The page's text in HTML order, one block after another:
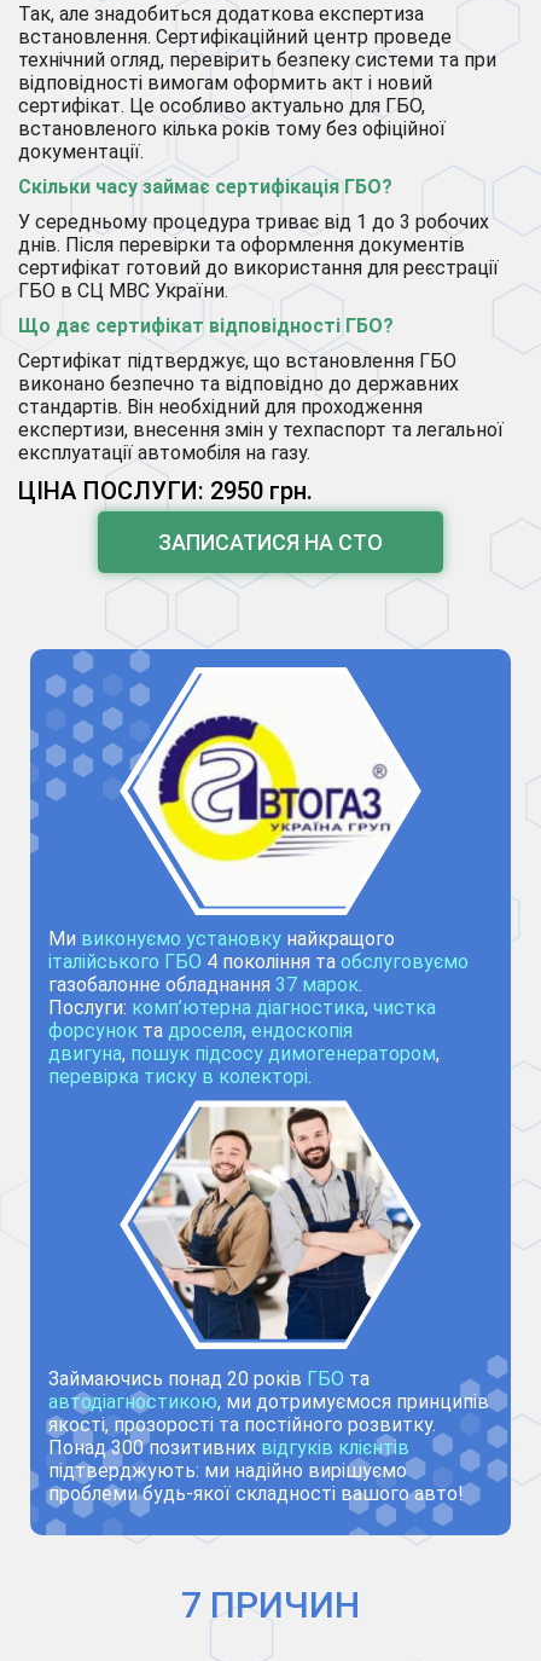
Так, але знадобиться додаткова експертиза
встановлення. Сертифікаційний центр проведе
технічний огляд, перевірить безпеку системи та при
відповідності вимогам оформить акт і новий
сертифікат. Це особливо актуально для ГБО,
встановленого кілька років тому без офіційної
документації.
Скільки часу займає сертифікація ГБО?
У середньому процедура триває від 1 до 3 робочих
днів. Після перевірки та оформлення документів
сертифікат готовий до використання для реєстрації
ГБО в СЦ МВС України.
Що дає сертифікат відповідності ГБО?
Сертифікат підтверджує, що встановлення ГБО
виконано безпечно та відповідно до державних
стандартів. Він необхідний для проходження
експертизи, внесення змін у техпаспорт та легальної
експлуатації автомобіля на газу.
ЦІНА ПОСЛУГИ: 2950 грн.
ЗАПИСАТИСЯ НА СТО
Ми виконуємо установку найкращого
італійського ГБО 4 покоління та обслуговуємо
газобалонне обладнання 37 марок.
Послуги: комп’ютерна діагностика, чистка
форсунок та дроселя, ендоскопія
двигуна, пошук підсосу димогенератором,
перевірка тиску в колекторі.
Займаючись понад 20 років ГБО та
автодіагностикою, ми дотримуємося принципів
якості, прозорості та постійного розвитку.
Понад 300 позитивних відгуків клієнтів
підтверджують: ми надійно вирішуємо
проблеми будь-якої складності вашого авто!
7 ПРИЧИН